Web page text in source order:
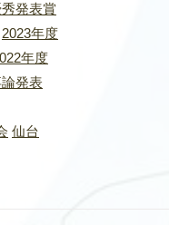
発表賞
2023年度
年度
発表
仙台